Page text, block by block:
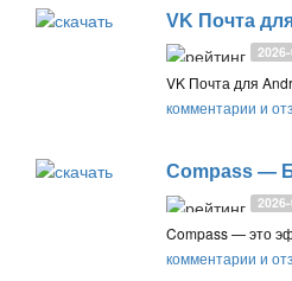
VK Почта
комментарии и
комментарии и